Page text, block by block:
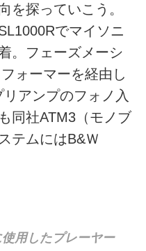
探っていこう。
でマイソニ
。フェーズメーシ
ォーマーを経由し
アンプのフォノ入
同社ATM3（モノブ
テムにはB&Ｗ
用したプレーヤー